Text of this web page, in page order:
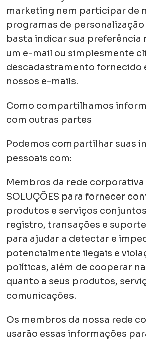
marketing nem participar de
programas de
basta indicar sua preferência
um e-mail ou simplesmente
descadastramento fornecido
nossos e-mails.
Como compartilhamos
com outras partes
Podemos compartilhar suas
pessoais com:
Membros da rede corporativa
SOLUÇÕES para fornecer
produtos e serviços
registro, transações e
para ajudar a detectar e
potencialmente ilegais e
políticas, além de cooperar
quanto a seus produtos,
comunicações.
Os membros da nossa rede
usarão essas informações